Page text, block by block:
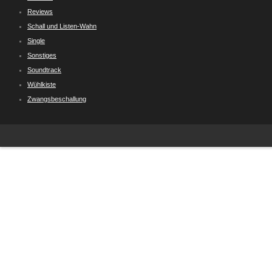
Reviews
Schall und Listen-Wahn
Single
Sonstiges
Soundtrack
Wühlkiste
Zwangsbeschallung